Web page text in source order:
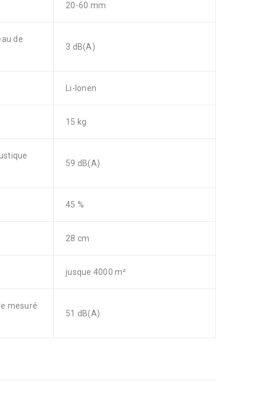
20-60 mm
de
3 dB(A)
Li-Ionen
15 kg
59 dB(A)
45 %
28 cm
jusque 4000 m²
mesuré
51 dB(A)